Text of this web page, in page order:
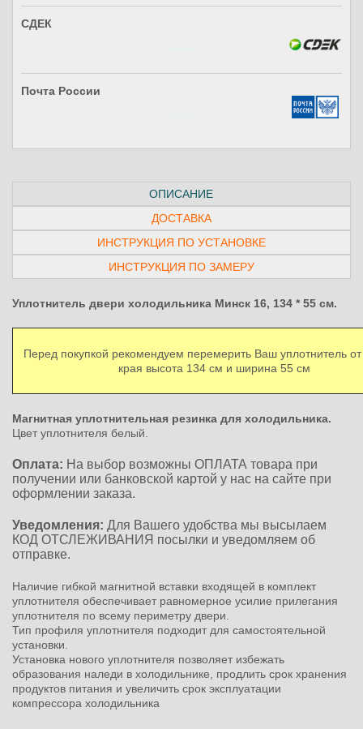
СДЕК
Почта России
ОПИСАНИЕ
ДОСТАВКА
ИНСТРУКЦИЯ ПО УСТАНОВКЕ
ИНСТРУКЦИЯ ПО ЗАМЕРУ
Уплотнитель двери холодильника Минск 16, 134 * 55 см.
Перед покупкой рекомендуем перемерить Ваш уплотнитель
края высота 134 см и ширина 55 см
Магнитная уплотнительная резинка для холодильника.
Цвет уплотнителя белый.
Оплата: На выбор возможны ОПЛАТА товара при
получении или банковской картой у нас на сайте при
оформлении заказа.
Уведомления: Для Вашего удобства мы высылаем
КОД ОТСЛЕЖИВАНИЯ посылки и уведомляем об
отправке.
Наличие гибкой магнитной вставки входящей в комплект
уплотнителя обеспечивает равномерное усилие прилегания
уплотнителя по всему периметру двери.
Тип профиля уплотнителя подходит для самостоятельной
установки.
Установка нового уплотнителя позволяет избежать
образования наледи в холодильнике, продлить срок хранения
продуктов питания и увеличить срок эксплуатации
компрессора холодильника